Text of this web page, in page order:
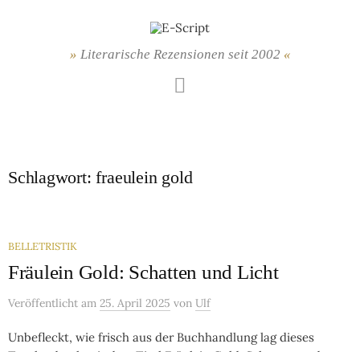
Literarische Rezensionen seit 2002
Schlagwort:fraeulein gold
BELLETRISTIK
Fräulein Gold: Schatten und Licht
Veröffentlicht am 25. April 2025 von Ulf
Unbefleckt, wie frisch aus der Buchhandlung lag dieses